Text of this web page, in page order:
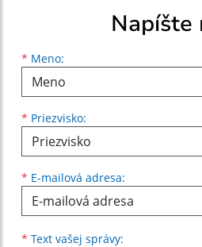
Napíšte
* Meno:
Meno
* Priezvisko:
Priezvisko
* E-mailová adresa:
E-mailová adresa
* Text vašej správy: